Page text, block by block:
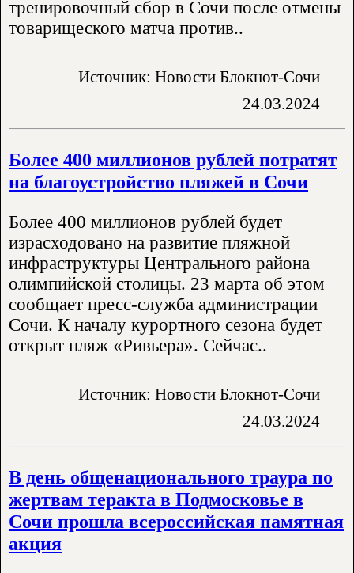
тренировочный сбор в Сочи после отмены
товарищеского матча против..
Источник: Новости Блокнот-Сочи
24.03.2024
Более 400 миллионов рублей потратят
на благоустройство пляжей в Сочи
Более 400 миллионов рублей будет
израсходовано на развитие пляжной
инфраструктуры Центрального района
олимпийской столицы. 23 марта об этом
сообщает пресс-служба администрации
Сочи. К началу курортного сезона будет
открыт пляж «Ривьера». Сейчас..
Источник: Новости Блокнот-Сочи
24.03.2024
В день общенационального траура по
жертвам теракта в Подмосковье в
Сочи прошла всероссийская памятная
акция